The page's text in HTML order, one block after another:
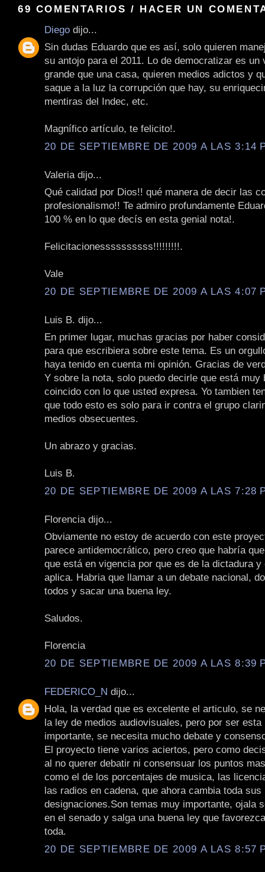
69 COMENTARIOS / HACER UN
Diego dijo...
Sin dudas Eduardo que es así, solo quieren
su antojo para el 2011. Lo de democratizar es un
grande que una casa, quieren medios adictos y
saque a la luz la corrupción que hay, su
mentiras del Indec, etc.
Magnífico artículo, te felicito!.
20 DE SEPTIEMBRE DE 2009 A LAS 3:14
Valeria dijo...
Qué calidad por Dios!! qué manera de decir las
profesionalismo!! Te admiro profundamente
100 % en lo que decís en esta genial nota!.
Felicitacionessssssssss!!!!!!!!!.
Vale
20 DE SEPTIEMBRE DE 2009 A LAS 4:07
Luis B. dijo...
En primer lugar, muchas gracias por haber
para que escribiera sobre este tema. Es un
haya tenido en cuenta mi opinión. Gracias de
Y sobre la nota, solo puedo decirle que está muy
coincido con lo que usted expresa. Yo tambien
que todo esto es solo para ir contra el grupo
medios obsecuentes.
Un abrazo y gracias.
Luis B.
20 DE SEPTIEMBRE DE 2009 A LAS 7:28
Florencia dijo...
Obviamente no estoy de acuerdo con este
parece antidemocrático, pero creo que habría
que está en vigencia por que es de la dictadura
aplica. Habria que llamar a un debate nacional,
todos y sacar una buena ley.
Saludos.
Florencia
20 DE SEPTIEMBRE DE 2009 A LAS 8:39
FEDERICO_N dijo...
Hola, la verdad que es excelente el articulo, se
la ley de medios audiovisuales, pero por ser esta
importante, se necesita mucho debate y
El proyecto tiene varios aciertos, pero como
al no querer debatir ni consensuar los puntos
como el de los porcentajes de musica, las
las radios en cadena, que ahora cambia toda sus
designaciones.Son temas muy importante, ojala
en el senado y salga una buena ley que
toda.
20 DE SEPTIEMBRE DE 2009 A LAS 8:57